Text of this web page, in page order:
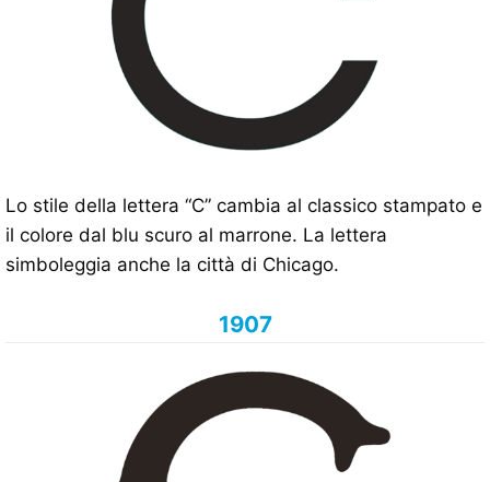
Lo stile della lettera “C” cambia al classico stampato e
il colore dal blu scuro al marrone. La lettera
simboleggia anche la città di Chicago.
1907